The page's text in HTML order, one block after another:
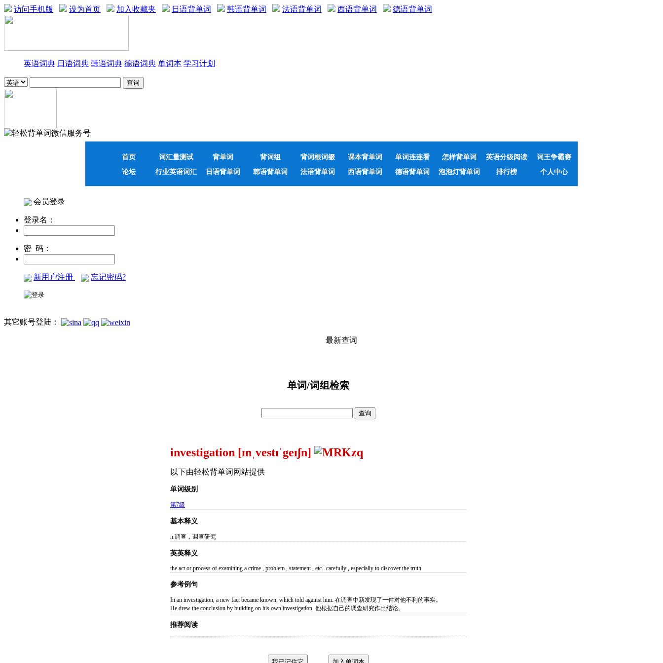
访问手机版 设为首页 加入收藏夹 日语背单词 韩语背单词 法语背单词 西语背单词 德语背单词
英语词典 日语词典 韩语词典 德语词典 单词本 学习计划
首页 词汇量测试 背单词 背词组 背词根词缀 课本背单词 单词连连看 怎样背单词 英语分级阅读
词王争霸赛
论坛
行业英语词汇 日语背单词 韩语背单词 法语背单词 西语背单词 德语背单词 泡泡灯背单词 排行榜 个人中心
会员登录
登录名：
密 码：
新用户注册 忘记密码?
其它账号登陆：
最新查词
单词/词组检索
investigation [ɪnˌvestɪˈgeɪʃn]
以下由轻松背单词网站提供
单词级别
第7级
基本释义
n.调查，调查研究
英英释义
the act or process of examining a crime , problem , statement , etc . carefully , especially to discover the truth
参考例句
In an investigation, a new fact became known, which told against him. 在调查中新发现了一件对他不利的事实。
He drew the conclusion by building on his own investigation. 他根据自己的调查研究作出结论。
推荐阅读